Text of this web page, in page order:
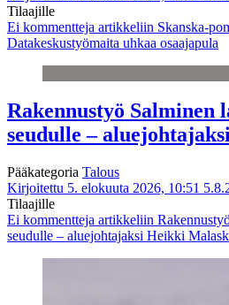
Tilaajille
Ei kommentteja artikkeliin Skanska-
Datakeskustyömaita uhkaa osaajapula
Rakennustyö Salminen
seudulle –
Pääkategoria Talous
Kirjoitettu 5. elokuuta 2026, 10:51
Tilaajille
Ei kommentteja artikkeliin
seudulle – aluejohtajaksi Heikki